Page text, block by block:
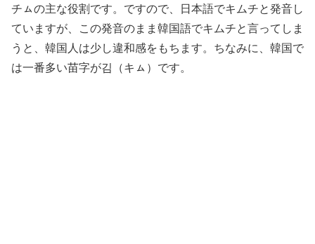
チㇺの主な役割です。ですので、日本語でキムチと発音し
ていますが、この発音のまま韓国語でキムチと言ってしま
うと、韓国人は少し違和感をもちます。ちなみに、韓国で
は一番多い苗字が김（キㇺ）です。